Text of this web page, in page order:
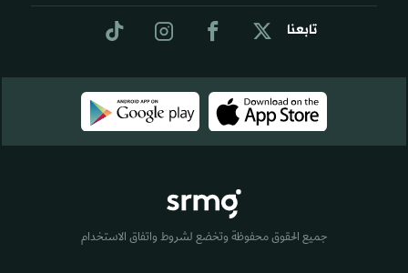
تابعنا
جميع الحقوق محفوظة وتخضع لشروط واتفاق الاستخدام